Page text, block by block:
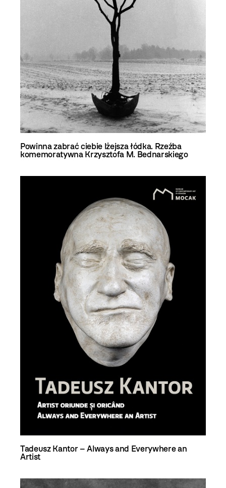
Powinna zabrać ciebie lżejsza łódka. Rzeźba
komemoratywna Krzysztofa M. Bednarskiego
Tadeusz Kantor – Always and Everywhere an
Artist